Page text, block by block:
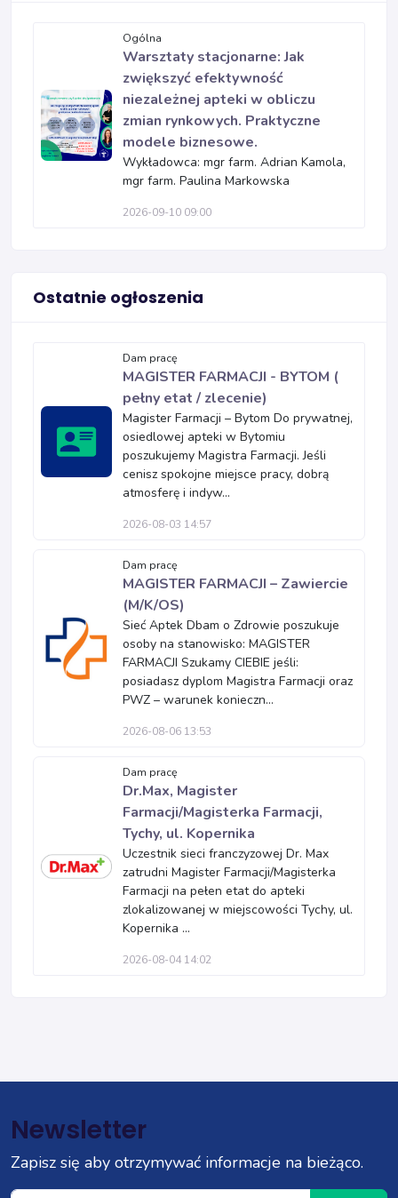
Ogólna
Warsztaty stacjonarne: Jak
zwiększyć efektywność
niezależnej apteki w obliczu
zmian rynkowych. Praktyczne
modele biznesowe.
Wykładowca: mgr farm. Adrian Kamola,
mgr farm. Paulina Markowska
2026-09-10 09:00
Ostatnie ogłoszenia
Dam pracę
MAGISTER FARMACJI - BYTOM (
pełny etat / zlecenie)
Magister Farmacji – Bytom Do prywatnej,
osiedlowej apteki w Bytomiu
poszukujemy Magistra Farmacji. Jeśli
cenisz spokojne miejsce pracy, dobrą
atmosferę i indyw...
2026-08-03 14:57
Dam pracę
MAGISTER FARMACJI – Zawiercie
(M/K/OS)
Sieć Aptek Dbam o Zdrowie poszukuje
osoby na stanowisko: MAGISTER
FARMACJI Szukamy CIEBIE jeśli:
posiadasz dyplom Magistra Farmacji oraz
PWZ – warunek konieczn...
2026-08-06 13:53
Dam pracę
Dr.Max, Magister
Farmacji/Magisterka Farmacji,
Tychy, ul. Kopernika
Uczestnik sieci franczyzowej Dr. Max
zatrudni Magister Farmacji/Magisterka
Farmacji na pełen etat do apteki
zlokalizowanej w miejscowości Tychy, ul.
Kopernika ...
2026-08-04 14:02
Newsletter
Zapisz się aby otrzymywać informacje na bieżąco.